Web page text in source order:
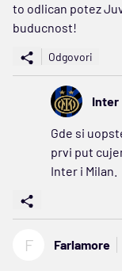
to odlican potez
buducnost!
Odgovori
Inter
Gde si
prvi put
Inter i Milan.
F Farlamore